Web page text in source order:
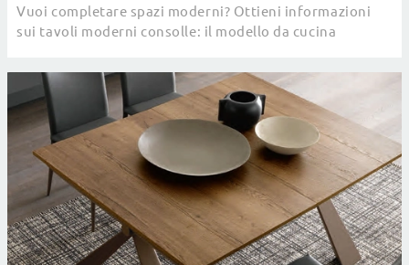
Vuoi completare spazi moderni? Ottieni informazioni
sui tavoli moderni consolle: il modello da cucina